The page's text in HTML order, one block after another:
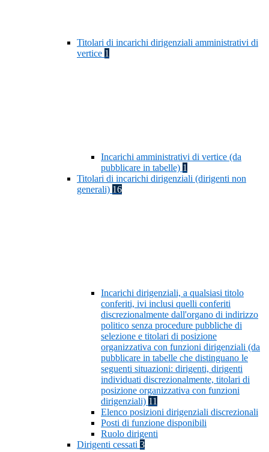
Titolari di incarichi dirigenziali amministrativi di
vertice 1
Incarichi amministrativi di vertice (da
pubblicare in tabelle) 1
Titolari di incarichi dirigenziali (dirigenti non
generali) 16
Incarichi dirigenziali, a qualsiasi titolo
conferiti, ivi inclusi quelli conferiti
discrezionalmente dall'organo di indirizzo
politico senza procedure pubbliche di
selezione e titolari di posizione
organizzativa con funzioni dirigenziali (da
pubblicare in tabelle che distinguano le
seguenti situazioni: dirigenti, dirigenti
individuati discrezionalmente, titolari di
posizione organizzativa con funzioni
dirigenziali) 11
Elenco posizioni dirigenziali discrezionali
Posti di funzione disponibili
Ruolo dirigenti
Dirigenti cessati 3